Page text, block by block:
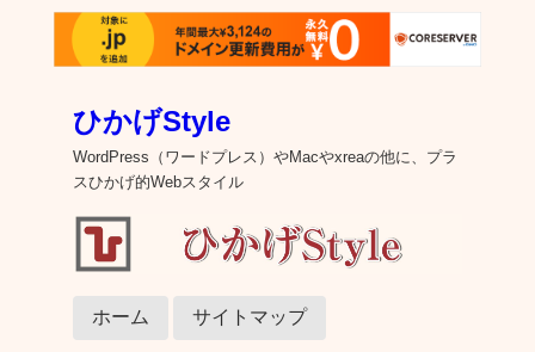
ひかげStyle
WordPress（ワードプレス）やMacやxreaの他に、プラ
スひかげ的Webスタイル
ホーム サイトマップ